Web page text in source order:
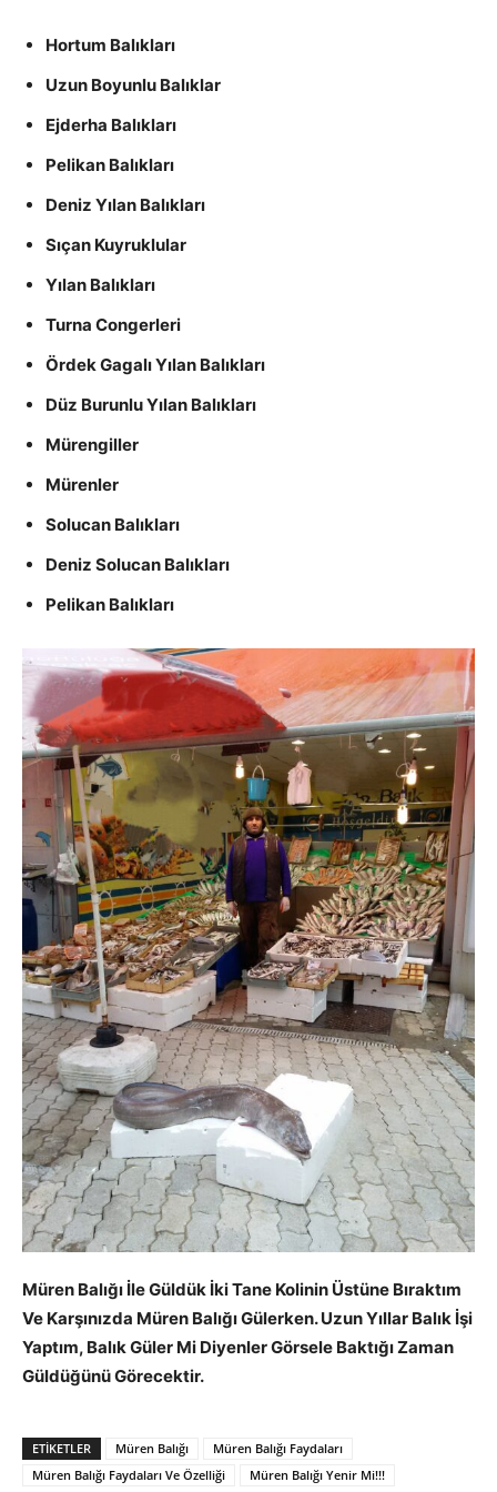
Hortum Balıkları
Uzun Boyunlu Balıklar
Ejderha Balıkları
Pelikan Balıkları
Deniz Yılan Balıkları
Sıçan Kuyruklular
Yılan Balıkları
Turna Congerleri
Ördek Gagalı Yılan Balıkları
Düz Burunlu Yılan Balıkları
Mürengiller
Mürenler
Solucan Balıkları
Deniz Solucan Balıkları
Pelikan Balıkları
Müren Balığı İle Güldük İki Tane Kolinin Üstüne Bıraktım
Ve Karşınızda Müren Balığı Gülerken. Uzun Yıllar Balık İşi
Yaptım, Balık Güler Mi Diyenler Görsele Baktığı Zaman
Güldüğünü Görecektir.
ETIKETLER Müren Balığı
Müren Balığı Faydaları
Müren Balığı Faydaları Ve Özelliği
Müren Balığı Yenir Mi!!!